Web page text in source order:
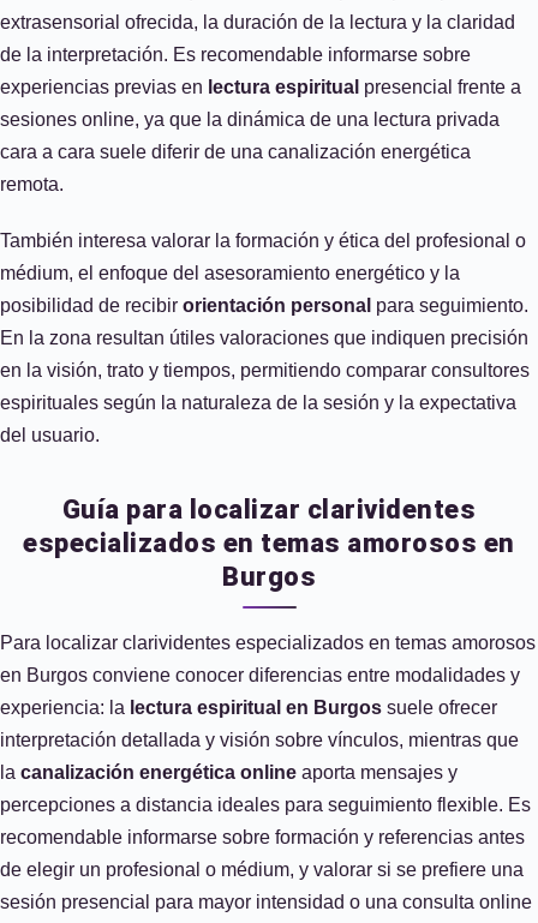
extrasensorial ofrecida, la duración de la lectura y la claridad
de la interpretación. Es recomendable informarse sobre
experiencias previas en lectura espiritual presencial frente a
sesiones online, ya que la dinámica de una lectura privada
cara a cara suele diferir de una canalización energética
remota.
También interesa valorar la formación y ética del profesional o
médium, el enfoque del asesoramiento energético y la
posibilidad de recibir orientación personal para seguimiento.
En la zona resultan útiles valoraciones que indiquen precisión
en la visión, trato y tiempos, permitiendo comparar consultores
espirituales según la naturaleza de la sesión y la expectativa
del usuario.
Guía para localizar clarividentes
especializados en temas amorosos en
Burgos
Para localizar clarividentes especializados en temas amorosos
en Burgos conviene conocer diferencias entre modalidades y
experiencia: la lectura espiritual en Burgos suele ofrecer
interpretación detallada y visión sobre vínculos, mientras que
la canalización energética online aporta mensajes y
percepciones a distancia ideales para seguimiento flexible. Es
recomendable informarse sobre formación y referencias antes
de elegir un profesional o médium, y valorar si se prefiere una
sesión presencial para mayor intensidad o una consulta online